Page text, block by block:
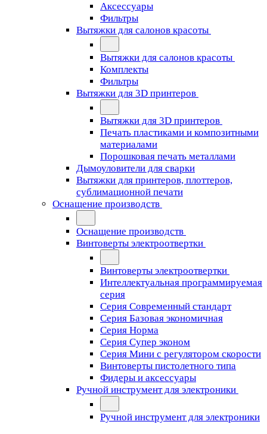
Аксессуары
Фильтры
Вытяжки для салонов красоты
Вытяжки для салонов красоты
Комплекты
Фильтры
Вытяжки для 3D принтеров
Вытяжки для 3D принтеров
Печать пластиками и композитными
материалами
Порошковая печать металлами
Дымоуловители для сварки
Вытяжки для принтеров, плоттеров,
сублимационной печати
Оснащение производств
Оснащение производств
Винтоверты электроотвертки
Винтоверты электроотвертки
Интеллектуальная программируемая
серия
Серия Современный стандарт
Серия Базовая экономичная
Серия Норма
Серия Cупер эконом
Серия Мини с регулятором скорости
Винтоверты пистолетного типа
Фидеры и аксессуары
Ручной инструмент для электроники
Ручной инструмент для электроники